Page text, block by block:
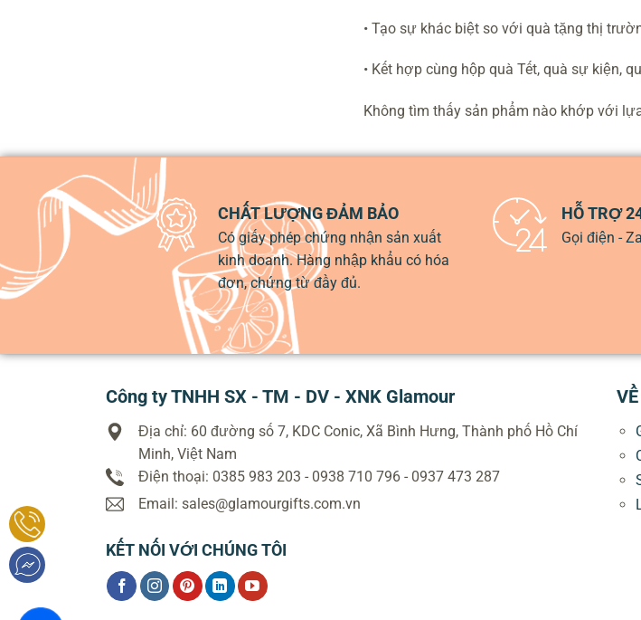
• Tạo sự khác biệt so với quà tặng thị
• Kết hợp cùng hộp quà Tết, quà sự kiện,
Không tìm thấy sản phẩm nào khớp với
CHẤT LƯỢNG ĐẢM BẢO
Có giấy phép chứng nhận sản xuất
kinh doanh. Hàng nhập khẩu có hóa
đơn, chứng từ đầy đủ.
HỖ TRỢ
Gọi điện -
Công ty TNHH SX - TM - DV - XNK Glamour
Địa chỉ: 60 đường số 7, KDC Conic, Xã Bình Hưng, Thành phố Hồ Chí
Minh, Việt Nam
Điện thoại: 0385 983 203 - 0938 710 796 - 0937 473 287
Email: sales@glamourgifts.com.vn
KẾT NỐI VỚI CHÚNG TÔI